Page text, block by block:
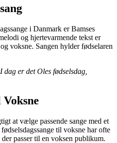
i Danmark er Bamses
og hjertevarmende tekst er
voksne. Sangen hylder fødselaren
dag er det Oles fødselsdag,
Voksne
at vælge passende sange med et
til voksne har ofte
passer til en voksen publikum.